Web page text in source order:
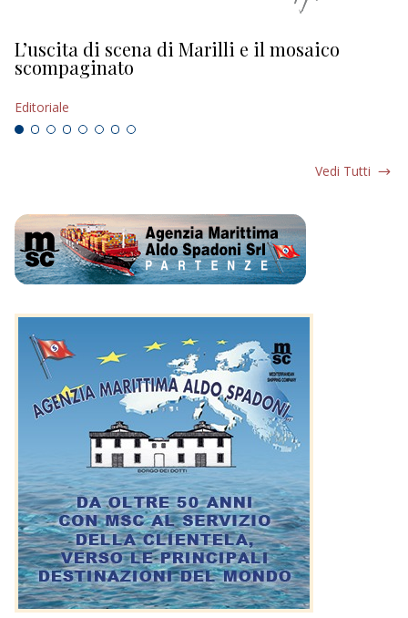
L’uscita di scena di Marilli e il mosaico
scompaginato
Editoriale
Vedi Tutti